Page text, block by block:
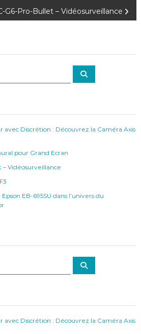
G6-Pro-Bullet – Vidéosurveillance
R
c
e
r
Discrétion : Découvrez la Caméra Axis
pour Grand Ecran
Vidéosurveillance
EB-695SU dans l’univers du
R
c
e
r
Discrétion : Découvrez la Caméra Axis